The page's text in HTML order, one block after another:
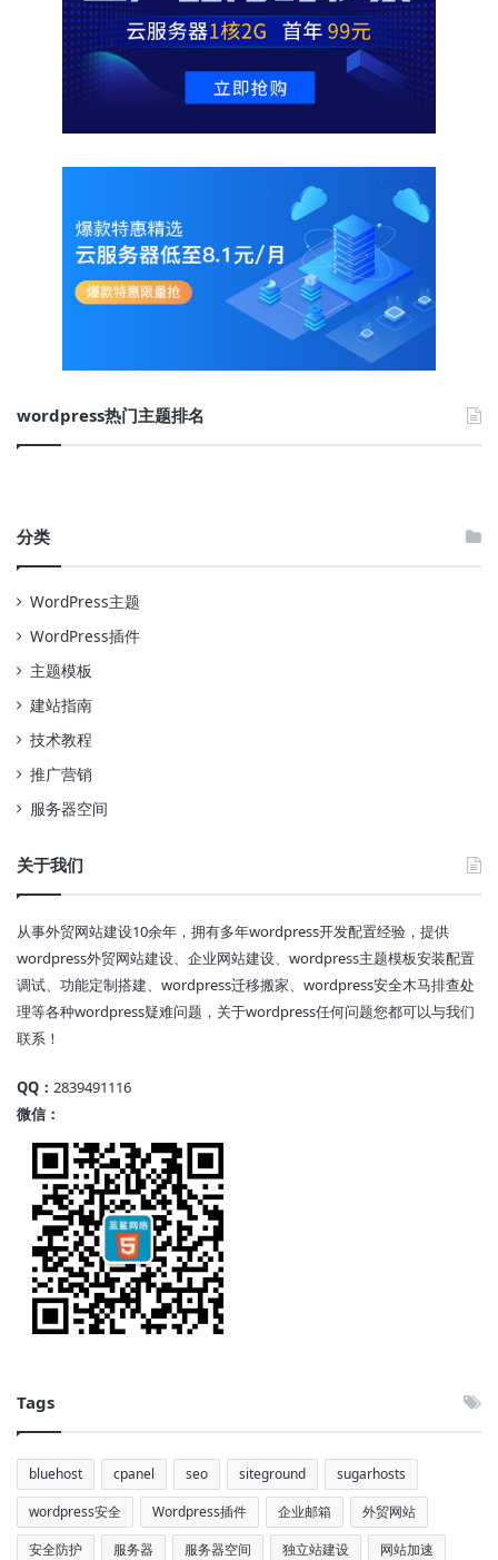
wordpress热门主题排名
分类
WordPress主题
WordPress插件
主题模板
建站指南
技术教程
推广营销
服务器空间
关于我们
从事外贸网站建设10余年，拥有多年wordpress开发配置经验，提供
wordpress外贸网站建设、企业网站建设、wordpress主题模板安装配置
调试、功能定制搭建、wordpress迁移搬家、wordpress安全木马排查处
理等各种wordpress疑难问题，关于wordpress任何问题您都可以与我们
联系！
QQ： 2839491116
微信：
Tags
bluehost cpanel seo siteground
sugarhosts
wordpress安全
Wordpress插件 企业邮箱
外贸网站
安全防护
服务器 服务器空间 独立站建设 网站加速